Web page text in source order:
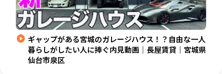
play_circle ギャップがある宮城のガレージハウス！？自由な一人
暮らしがしたい人に捧ぐ内見動画｜長屋賃貸｜宮城県
仙台市泉区